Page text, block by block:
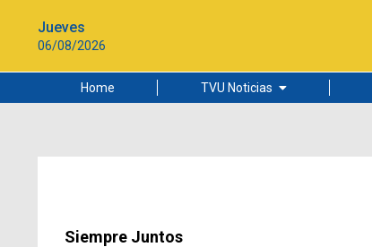
Jueves
06/08/2026
Home TVU Noticias
Ciudad
Siempre Juntos